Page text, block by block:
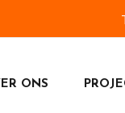
ONS